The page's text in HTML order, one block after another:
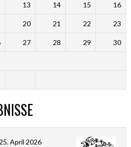
13 14 15 16
20 21 22 23
27 28 29 30
25. April 2026